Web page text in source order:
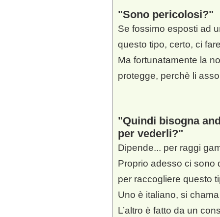
Sono pericolosi?
Se fossimo esposti ad
questo tipo, certo, ci
Ma fortunatamente la
protegge, perchè li
Quindi bisogna
per vederli?
Dipende... per raggi
Proprio adesso ci sono
per raccogliere questo
Uno è italiano, si
L’altro è fatto da un